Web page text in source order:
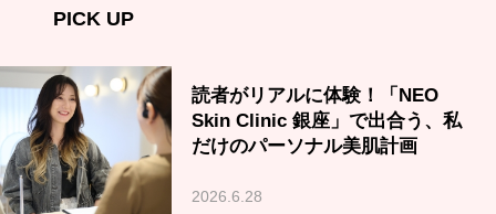
PICK UP
読者がリアルに体験！「NEO
Skin Clinic 銀座」で出合う、私
だけのパーソナル美肌計画
2026.6.28